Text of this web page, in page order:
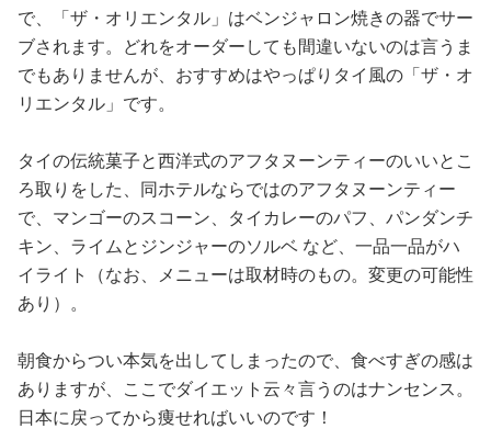
で、「ザ・オリエンタル」はベンジャロン焼きの器でサー
ブされます。どれをオーダーしても間違いないのは言うま
でもありませんが、おすすめはやっぱりタイ風の「ザ・オ
リエンタル」です。
タイの伝統菓子と西洋式のアフタヌーンティーのいいとこ
ろ取りをした、同ホテルならではのアフタヌーンティー
で、マンゴーのスコーン、タイカレーのパフ、パンダンチ
キン、ライムとジンジャーのソルベ など、一品一品がハ
イライト（なお、メニューは取材時のもの。変更の可能性
あり）。
朝食からつい本気を出してしまったので、食べすぎの感は
ありますが、ここでダイエット云々言うのはナンセンス。
日本に戻ってから痩せればいいのです！